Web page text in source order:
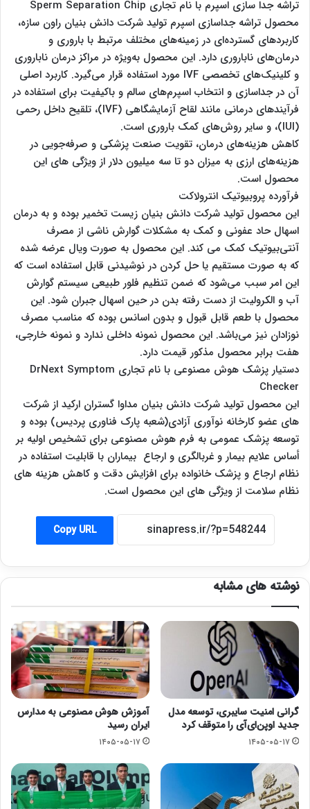
تراشه جدا سازی اسپرم با نام تجاری Sperm Separation Chip
محصول تراشه جداسازی اسپرم تولید شرکت دانش بنیان راون سازه،
کاربردهای گسترده‌ای در زمینه‌های مختلف مرتبط با باروری و
درمان‌های ناباروری دارد. این محصول به‌ویژه در مراکز درمان ناباروری
و کلینیک‌های تخصصی IVF مورد استفاده قرار می‌گیرد. کاربرد اصلی
آن در جداسازی و انتخاب اسپرم‌های سالم و باکیفیت برای استفاده در
فرآیندهای درمانی مانند لقاح آزمایشگاهی (IVF)، تلقیح داخل رحمی
(IUI)، و سایر روش‌های کمک باروری است.
کاهش هزینه‌های درمان، تقویت صنعت پزشکی و صرفه‌جویی در
هزینه‌های ارزی به میزان دو تا سه میلیون دلار از ویژگی های این
محصول است.
فرآورده پروبیوتیک انترولاکت
این محصول تولید شرکت دانش بنیان زیست تخمیر بوده و به درمان
اسهال حاد عفونی و کمک به مشکلات گوارش ناشی از مصرف
آنتی‌بیوتیک کمک می کند. این محصول به صورت ویال عرضه شده
که به صورت مستقیم یا حل کردن در نوشیدنی قابل استفاده است که
این امر سبب می‌شود که ضمن تنظیم فلور طبیعی سیستم گوارش
آب و الکرولیت از دست رفته بدن در حین اسهال جبران شود. این
محصول با طعم قابل قبول و بدون اسانس بوده که مناسب مصرف
نوزادان نیز می‌باشد. این محصول نمونه داخلی ندارد و نمونه خارجی،
هفت برابر محصول مذکور قیمت دارد.
دستیار پزشک هوش مصنوعی با نام تجاری DrNext Symptom
Checker
این محصول تولید شرکت دانش بنیان مداوا گستران ارکید از شرکت
های عضو کارخانه نوآوری آزادی(شعبه پارک فناوری پردیس) بوده و
توسعه پزشک عمومی به فرم هوش مصنوعی برای تشخیص اولیه بر
أساس علایم بیمار و غربالگری و ارجاع بیماران با قابلیت استفاده در
نظام ارجاع و پزشک خانواده برای افزایش دقت و کاهش هزینه های
نظام سلامت از ویژگی های این محصول است.
Copy URL
نوشته های مشابه
گرانی امنیت سایبری، توسعه مدل
جدید اوپن‌ای‌آی را متوقف کرد
۱۴۰۵-۰۵-۱۷
آموزش هوش مصنوعی به مدارس
ایران رسید
۱۴۰۵-۰۵-۱۷